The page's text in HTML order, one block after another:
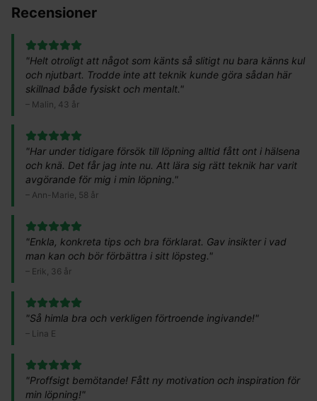
Recensioner
"Helt otroligt att något som känts så slitigt nu bara känns kul
och njutbart. Trodde inte att teknik kunde göra sådan här
skillnad både fysiskt och mentalt."
– Malin, 43 år
"Har under tidigare försök till löpning alltid fått ont i hälsena
och knä. Det får jag inte nu. Att lära sig rätt teknik har varit
avgörande för mig i min löpning."
– Ann-Marie, 58 år
"Enkla, konkreta tips och bra förklarat. Gav insikter i vad
man kan och bör förbättra i sitt löpsteg."
– Erik, 36 år
"Så himla bra och verkligen förtroende ingivande!"
– Lina E
"Proffsigt bemötande! Fått ny motivation och inspiration för
min löpning!"